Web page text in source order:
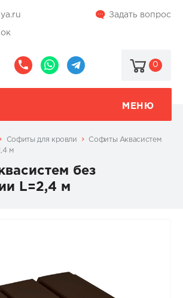
Задать вопрос
0
МЕНЮ
Софиты для кровли
Софиты Аквасистем
м
без
L=2,4 м